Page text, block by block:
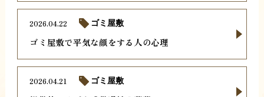
ゴミ屋敷で平気な顔をする人の心理
2026.04.22 ゴミ屋敷
2026.04.21 ゴミ屋敷